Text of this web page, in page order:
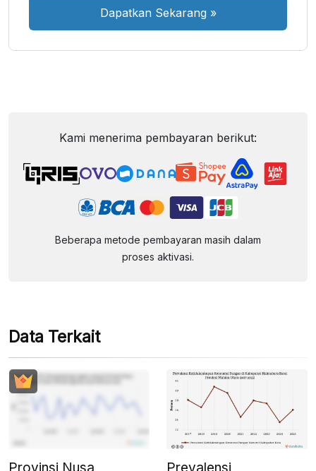
Dapatkan Sekarang »
Kami menerima pembayaran berikut:
Beberapa metode pembayaran masih dalam
proses aktivasi.
Data Terkait
Provinsi Nusa
Prevalensi